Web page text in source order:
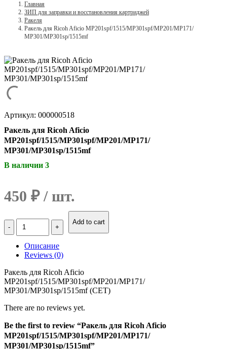
Главная
ЗИП для заправки и восстановления картриджей
Ракеля
Ракель для Ricoh Aficio MP201spf/1515/MP301spf/MP201/MP171/
MP301/MP301sp/1515mf
Артикул: 000000518
Ракель для Ricoh Aficio
MP201spf/1515/MP301spf/MP201/MP171/
MP301/MP301sp/1515mf
В наличии 3
450 ₽
Количество
Ракель
Ricoh
Aficio
MP201spf/1515/MP301spf/MP201/MP171/
MP301/MP301sp/1515mf
Add to cart
Описание
Reviews (0)
Ракель для Ricoh Aficio
MP201spf/1515/MP301spf/MP201/MP171/
MP301/MP301sp/1515mf (CET)
There are no reviews yet.
Be the first to review “Ракель для Ricoh Aficio
MP201spf/1515/MP301spf/MP201/MP171/
MP301/MP301sp/1515mf”